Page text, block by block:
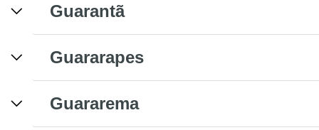
Guarantã
Guararapes
Guararema